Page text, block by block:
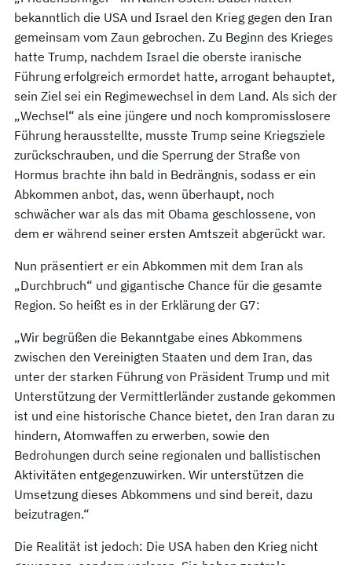
bekanntlich die USA und Israel den Krieg gegen den Iran
gemeinsam vom Zaun gebrochen. Zu Beginn des Krieges
hatte Trump, nachdem Israel die oberste iranische
Führung erfolgreich ermordet hatte, arrogant behauptet,
sein Ziel sei ein Regimewechsel in dem Land. Als sich der
„Wechsel“ als eine jüngere und noch kompromisslosere
Führung herausstellte, musste Trump seine Kriegsziele
zurückschrauben, und die Sperrung der Straße von
Hormus brachte ihn bald in Bedrängnis, sodass er ein
Abkommen anbot, das, wenn überhaupt, noch
schwächer war als das mit Obama geschlossene, von
dem er während seiner ersten Amtszeit abgerückt war.
Nun präsentiert er ein Abkommen mit dem Iran als
„Durchbruch“ und gigantische Chance für die gesamte
Region. So heißt es in der Erklärung der G7:
„Wir begrüßen die Bekanntgabe eines Abkommens
zwischen den Vereinigten Staaten und dem Iran, das
unter der starken Führung von Präsident Trump und mit
Unterstützung der Vermittlerländer zustande gekommen
ist und eine historische Chance bietet, den Iran daran zu
hindern, Atomwaffen zu erwerben, sowie den
Bedrohungen durch seine regionalen und ballistischen
Aktivitäten entgegenzuwirken. Wir unterstützen die
Umsetzung dieses Abkommens und sind bereit, dazu
beizutragen.“
Die Realität ist jedoch: Die USA haben den Krieg nicht